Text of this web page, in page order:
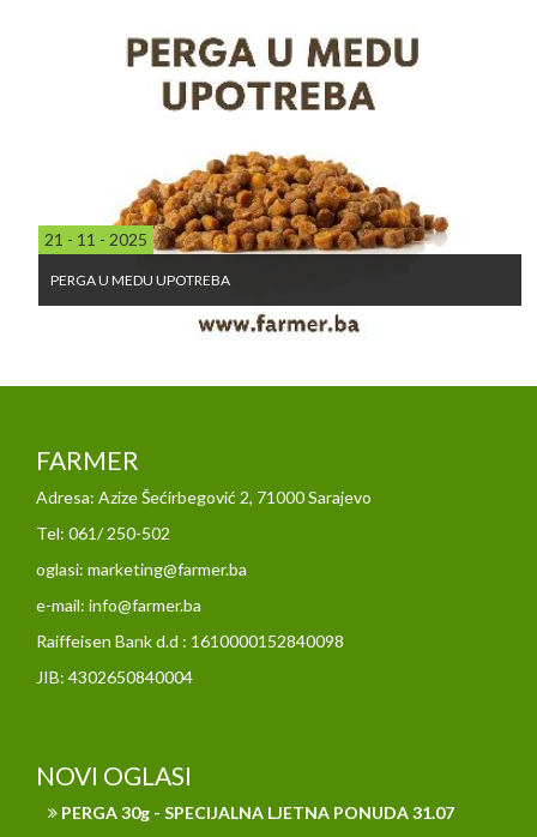
21 - 11 - 2025
PERGA U MEDU UPOTREBA
FARMER
Adresa: Azize Šećirbegović 2, 71000 Sarajevo
Tel: 061/ 250-502
oglasi: marketing@farmer.ba
e-mail: info@farmer.ba
Raiffeisen Bank d.d : 1610000152840098
JIB: 4302650840004
NOVI OGLASI
PERGA 30g - SPECIJALNA LJETNA PONUDA 31.07